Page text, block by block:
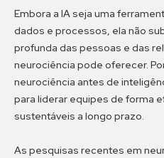
Embora a IA seja uma
dados e processos, ela não
profunda das pessoas e das
neurociência pode oferecer.
neurociência antes de
para liderar equipes de forma
sustentáveis a longo prazo.
As pesquisas recentes em